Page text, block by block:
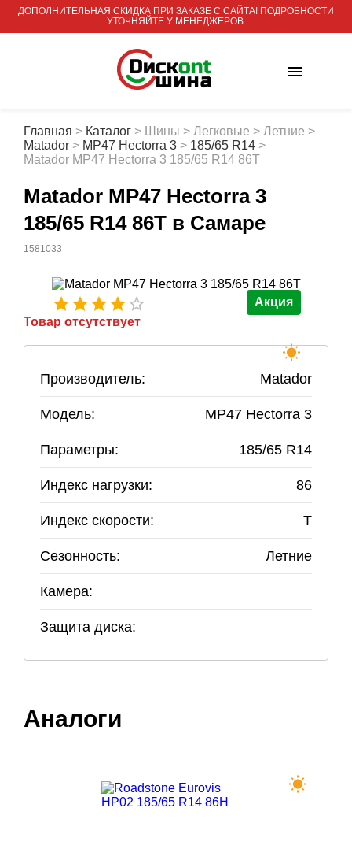
ДОПОЛНИТЕЛЬНАЯ СКИДКА ПРИ ЗАКАЗЕ С САЙТА! ПОДРОБНОСТИ
УТОЧНЯЙТЕ У МЕНЕДЖЕРОВ.
Главная > Каталог > Шины > Легковые > Летние >
Matador > MP47 Hectorra 3 > 185/65 R14 >
Matador MP47 Hectorra 3 185/65 R14 86T
Matador MP47 Hectorra 3
185/65 R14 86T в Самаре
1581033
Акция
Товар отсутствует
Производитель: Matador
Модель: MP47 Hectorra 3
Параметры: 185/65 R14
Индекс нагрузки: 86
Индекс скорости: T
Сезонность: Летние
Камера:
Защита диска:
Аналоги